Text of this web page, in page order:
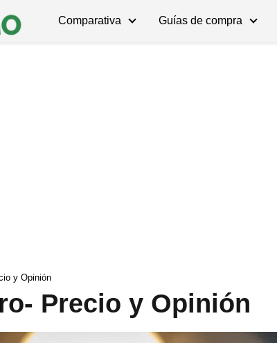
Comparativa Guías de compra
y Opinión
Precio y Opinión